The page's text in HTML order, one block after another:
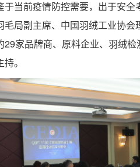
于当前疫情防控需要，出于安
毛局副主席、中国羽绒工业协
29家品牌商、原料企业、羽绒
。